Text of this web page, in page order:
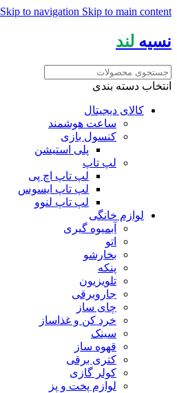
Skip to navigation Skip to main content
نسیه لند
انتخاب دسته بندی
کالای دیجیتال
ساعت هوشمند
کنسول بازی
پلی استیشن
لپ تاپ
لپ تاپ اچ پی
لپ تاپ ایسوس
لپ تاپ لنوو
لوازم خانگی
آبمیوه گیری
اتو
بخارشو
پنکه
تلویزیون
جاروبرقی
چای ساز
خرد کن و غذاساز
سینک
قهوه ساز
کتری برقی
کولر گازی
لوازم پخت و پز